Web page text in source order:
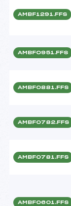
AMBF1291.FFS
AMBF0951.FFS
AMBF0881.FFS
AMBF0782.FFS
AMBF0781.FFS
AMBF0601.FFS